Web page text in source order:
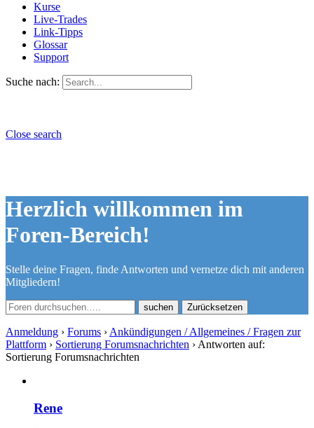
Kurse
Live-Trades
Link-Tipps
Glossar
Support
Suche nach:
Close search
Herzlich willkommen im
Foren-Bereich!
Stelle deine Fragen, finde Antworten und vernetze dich mit anderen
Mitgliedern!
Zurücksetzen
Anmeldung › Forums › Ankündigungen / Allgemeines / Fragen zur
Plattform › Sortierung Forumsnachrichten › Antworten auf:
Sortierung Forumsnachrichten
Rene